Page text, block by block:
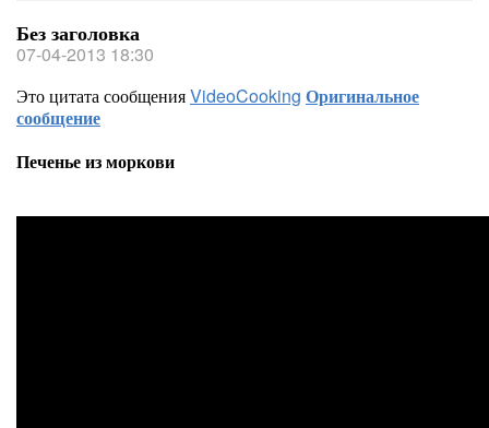
Без заголовка
07-04-2013 18:30
Это цитата сообщенияVideoCooking Оригинальное
сообщение
Печенье из моркови